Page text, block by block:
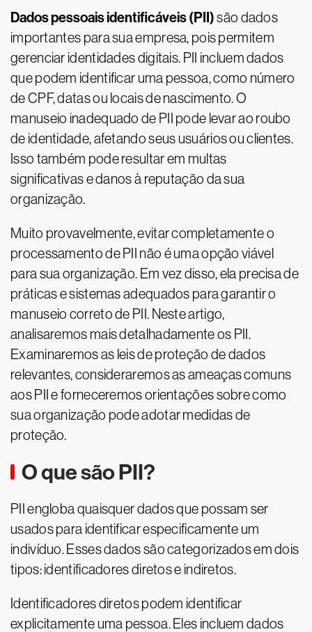
Dados pessoais identificáveis (PII)são dados
importantes para sua empresa, pois permitem
gerenciar identidades digitais. PII incluem dados
que podem identificar uma pessoa, como número
de CPF, datas ou locais de nascimento. O
manuseio inadequado de PII pode levar ao roubo
de identidade, afetando seus usuários ou clientes.
Isso também pode resultar em multas
significativas e danos à reputação da sua
organização.
Muito provavelmente, evitar completamente o
processamento de PII não é uma opção viável
para sua organização. Em vez disso, ela precisa de
práticas e sistemas adequados para garantir o
manuseio correto de PII. Neste artigo,
analisaremos mais detalhadamente os PII.
Examinaremos as leis de proteção de dados
relevantes, consideraremos as ameaças comuns
aos PII e forneceremos orientações sobre como
sua organização pode adotar medidas de
proteção.
O que são PII?
PII engloba quaisquer dados que possam ser
usados para identificar especificamente um
indivíduo. Esses dados são categorizados em dois
tipos: identificadores diretos e indiretos.
Identificadores diretos podem identificar
explicitamente uma pessoa. Eles incluem dados